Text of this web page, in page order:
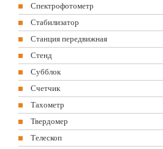
Спектрофотометр
Стабилизатор
Станция передвижная
Стенд
Субблок
Счетчик
Тахометр
Твердомер
Телескоп